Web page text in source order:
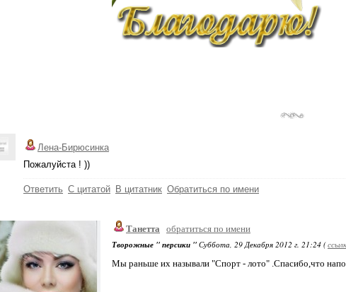
Лена-Бирюсинка
Пожалуйста ! ))
Ответить С цитатой В цитатник Обратиться по имени
Танетта обратиться по имени
Творожные " персики " Суббота, 29 Декабря 2012 г. 21:24 (
Мы раньше их называли "Спорт - лото" .Спасибо,что